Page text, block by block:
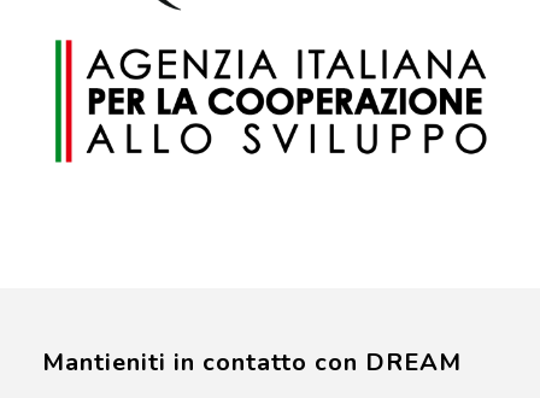
Mantieniti in contatto con DREAM